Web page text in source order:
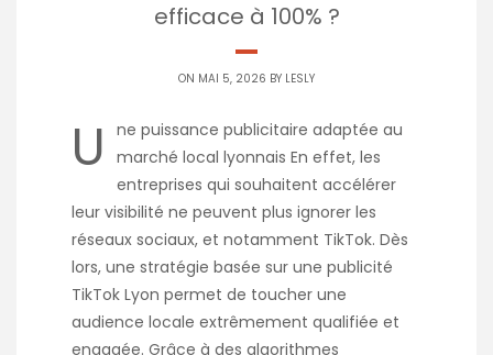
efficace à 100% ?
ON MAI 5, 2026 BY LESLY
U
ne puissance publicitaire adaptée au
marché local lyonnais En effet, les
entreprises qui souhaitent accélérer
leur visibilité ne peuvent plus ignorer les
réseaux sociaux, et notamment TikTok. Dès
lors, une stratégie basée sur une publicité
TikTok Lyon permet de toucher une
audience locale extrêmement qualifiée et
engagée. Grâce à des algorithmes